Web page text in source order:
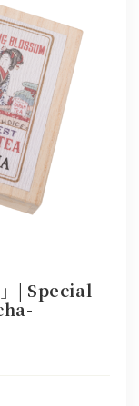
」| Special